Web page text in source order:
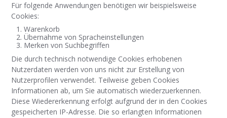
Für folgende Anwendungen benötigen wir beispielsweise
Cookies:
Warenkorb
Übernahme von Spracheinstellungen
Merken von Suchbegriffen
Die durch technisch notwendige Cookies erhobenen
Nutzerdaten werden von uns nicht zur Erstellung von
Nutzerprofilen verwendet. Teilweise geben Cookies
Informationen ab, um Sie automatisch wiederzuerkennen.
Diese Wiedererkennung erfolgt aufgrund der in den Cookies
gespeicherten IP-Adresse. Die so erlangten Informationen